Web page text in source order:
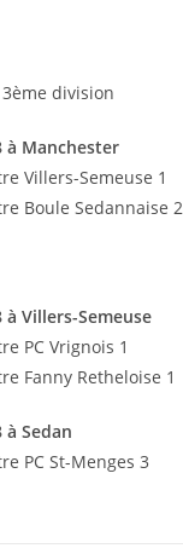
division
à Manchester
Villers-Semeuse 1
Boule Sedannaise 2
à Villers-Semeuse
PC Vrignois 1
Fanny Retheloise 1
à Sedan
PC St-Menges 3